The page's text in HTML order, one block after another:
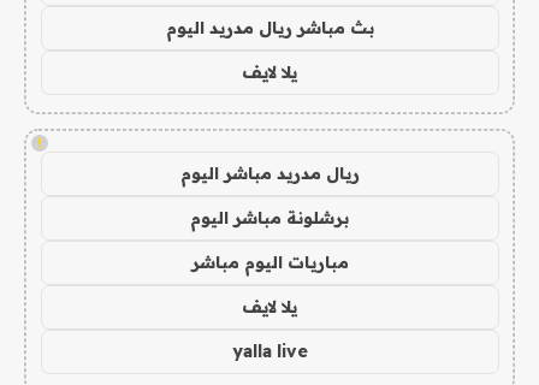
بث مباشر ريال مدريد اليوم
يلا لايف
!
ريال مدريد مباشر اليوم
برشلونة مباشر اليوم
مباريات اليوم مباشر
يلا لايف
yalla live